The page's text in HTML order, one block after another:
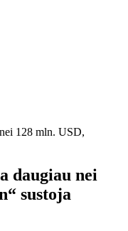
128 mln. USD,
daugiau nei
sustoja